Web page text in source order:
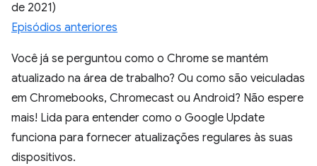
de 2021)
Episódios anteriores
Você já se perguntou como o Chrome se mantém
atualizado na área de trabalho? Ou como são veiculadas
em Chromebooks, Chromecast ou Android? Não espere
mais! Lida para entender como o Google Update
funciona para fornecer atualizações regulares às suas
dispositivos.